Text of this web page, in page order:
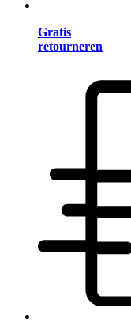
Gratis
retourneren